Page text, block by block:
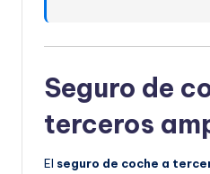
Seguro de
terceros
El seguro de coche a